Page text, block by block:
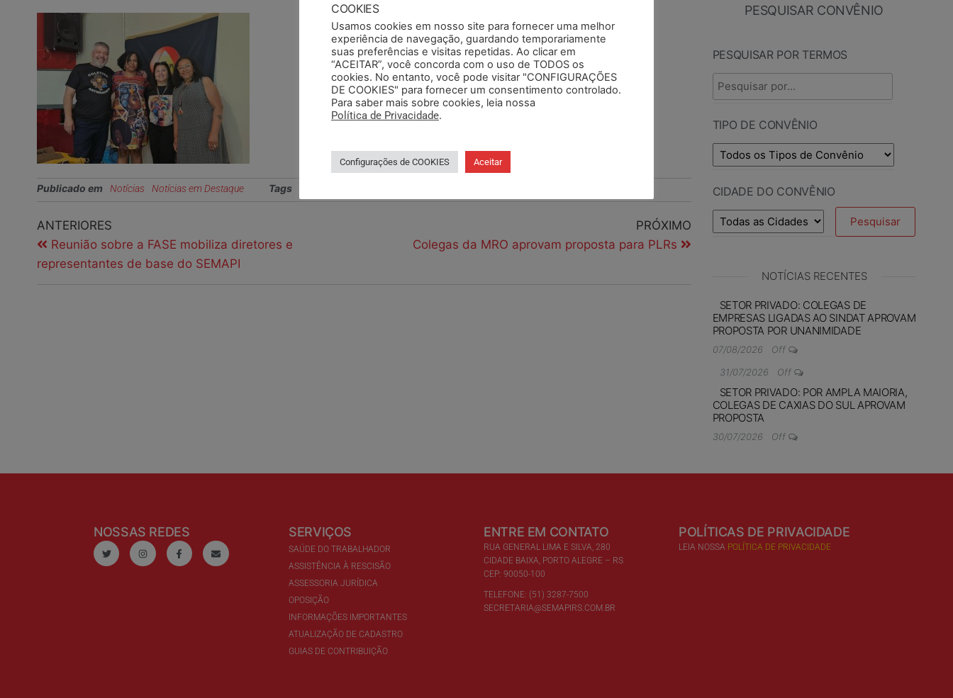
Publicado em Notícias Notícias em Destaque Tags
ANTERIORES
Reunião sobre a FASE mobiliza diretores e
representantes de base do SEMAPI
PRÓXIMO
Colegas da MRO aprovam proposta para PLRs
PESQUISAR CONVÊNIO
PESQUISAR POR TERMOS
TIPO DE CONVÊNIO
CIDADE DO CONVÊNIO
NOTÍCIAS RECENTES
SETOR PRIVADO: COLEGAS DE
EMPRESAS LIGADAS AO SINDAT APROVAM
PROPOSTA POR UNANIMIDADE
07/08/2026
Off
31/07/2026
Off
SETOR PRIVADO: POR AMPLA MAIORIA,
COLEGAS DE CAXIAS DO SUL APROVAM
PROPOSTA
30/07/2026 Off
NOSSAS REDES SERVIÇOS
SAÚDE DO TRABALHADOR
ASSISTÊNCIA À RESCISÃO
ASSESSORIA JURÍDICA
OPOSIÇÃO
INFORMAÇÕES IMPORTANTES
ATUALIZAÇÃO DE CADASTRO
GUIAS DE CONTRIBUIÇÃO
ENTRE EM CONTATO
RUA GENERAL LIMA E SILVA, 280
CIDADE BAIXA, PORTO ALEGRE – RS
CEP: 90050-100
TELEFONE: (51) 3287-7500
SECRETARIA@SEMAPIRS.COM.BR
POLÍTICAS DE PRIVACIDADE
LEIA NOSSA POLÍTICA DE PRIVACIDADE
COOKIES
Usamos cookies em nosso site para fornecer uma melhor
experiência de navegação, guardando temporariamente
suas preferências e visitas repetidas. Ao clicar em
“ACEITAR”, você concorda com o uso de TODOS os
cookies. No entanto, você pode visitar "CONFIGURAÇÕES
DE COOKIES" para fornecer um consentimento controlado.
Para saber mais sobre cookies, leia nossa
Política de Privacidade.
Configurações de COOKIES Aceitar